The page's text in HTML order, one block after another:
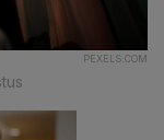
PEXELS.COM